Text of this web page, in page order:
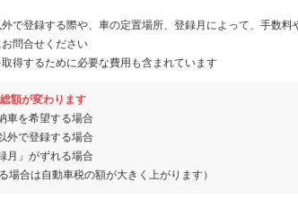
で登録する際や、車の定置場所、登録月によって、手数料
問合せください
得するために必要な費用も含まれています
額が変わります
車を希望する場合
外で登録する場合
月」がずれる場合
場合は自動車税の額が大きく上がります）